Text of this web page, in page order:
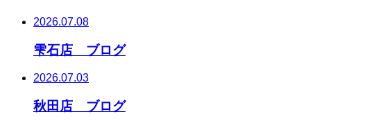
2026.07.08
雫石店 ブログ
2026.07.03
秋田店 ブログ